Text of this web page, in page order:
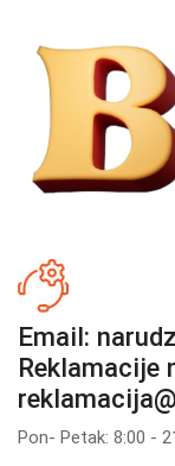
Email:
Reklamacije
Pon- Petak: 8:00 -